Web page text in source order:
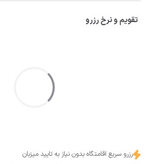
تقویم و نرخ رزرو
رزرو سریع اقامتگاه بدون نیاز به تایید میزبان